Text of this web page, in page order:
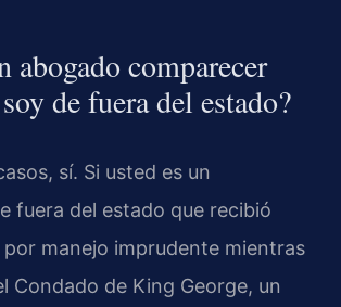
abogado comparecer
de fuera del estado?
sí. Si usted es un
fuera del estado que recibió
manejo imprudente mientras
Condado de King George, un